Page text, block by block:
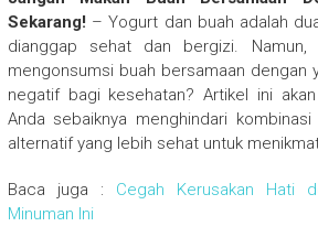
Sekarang! – Yogurt dan buah adalah
dianggap sehat dan bergizi. Namun,
mengonsumsi buah bersamaan dengan
negatif bagi kesehatan? Artikel ini
Anda sebaiknya menghindari
alternatif yang lebih sehat untuk
Baca juga : Cegah Kerusakan Hati
Minuman Ini